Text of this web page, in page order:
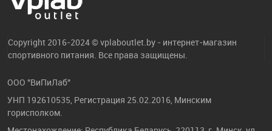
Copyright 2016-2024 © vplaboutlet.by - интернет-магазин
спортивного питания. Все права защищены.
ООО "ВиПиЛаб"
УНП 192610535, Регистрация 25.02.2016, Минским
горисполком.